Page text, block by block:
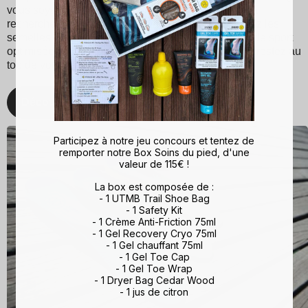
vous soyez un sportif passionné ou simplement à la
recherche d'un meilleur maintien du pied, choisissez les
semelles Sidas pour une expérience de marche et de sport
optimisée. Avec Sidas, prenez soin de vos pieds et restez au
top de votre forme, quelle que soit l'activité !
Découvrez
Participez à notre jeu concours et tentez de
remporter notre Box Soins du pied, d'une
valeur de 115€ !
La box est composée de :
- 1 UTMB Trail Shoe Bag
- 1 Safety Kit
- 1 Crème Anti-Friction 75ml
- 1 Gel Recovery Cryo 75ml
- 1 Gel chauffant 75ml
- 1 Gel Toe Cap
- 1 Gel Toe Wrap
- 1 Dryer Bag Cedar Wood
- 1 jus de citron